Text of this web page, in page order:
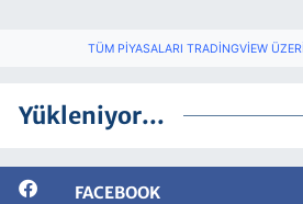
TÜM PIYASALARI TRADINGVIEW
Yükleniyor...
FACEBOOK